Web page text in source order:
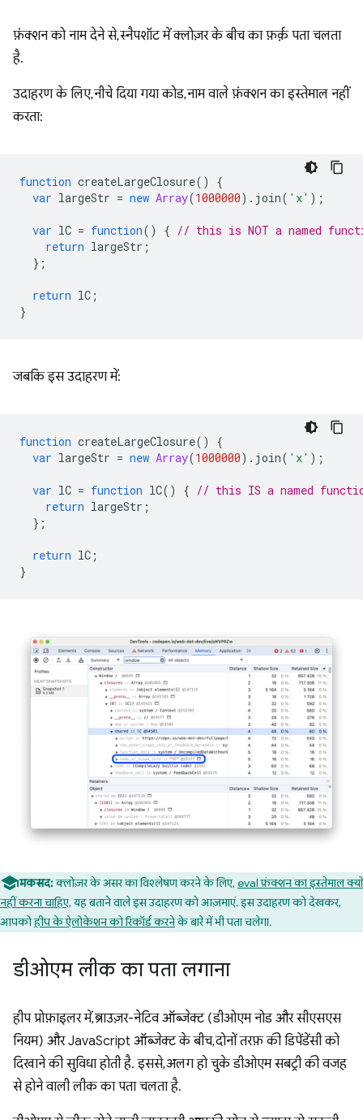
फ़ंक्शन को नाम देने से, स्नैपशॉट में क्लोज़र के बीच का फ़र्क़ पता चलता
है.
उदाहरण के लिए, नीचे दिया गया कोड, नाम वाले फ़ंक्शन का इस्तेमाल नहीं
करता:
function createLargeClosure()
{
var largeStr = new Array(1000000). join( 'x' );
var lC = function() { // this is NOT a named
return largeStr ;
};
return lC ;
}
जबकि इस उदाहरण में:
function createLargeClosure()
{
var largeStr = new Array(1000000). join( 'x' );
var lC = function lC() { // this IS a named
return largeStr ;
};
return lC ;
}
मकसद:क्लोज़र के असर का विश्लेषण करने के लिए, eval फ़ंक्शन का इस्तेमाल क्यों
नहीं करना चाहिए, यह बताने वाले इस उदाहरण को आज़माएं. इस उदाहरण को देखकर,
आपकोहीप के ऐलोकेशन को रिकॉर्ड करनेके बारे में भी पता चलेगा.
डीओएम लीक का पता लगाना
हीप प्रोफ़ाइलर में, ब्राउज़र-नेटिव ऑब्जेक्ट (डीओएम नोड और सीएसएस
नियम) और JavaScript ऑब्जेक्ट के बीच, दोनों तरफ़ की डिपेंडेंसी को
दिखाने की सुविधा होती है. इससे, अलग हो चुके डीओएम सबट्री की वजह
से होने वाली लीक का पता चलता है.